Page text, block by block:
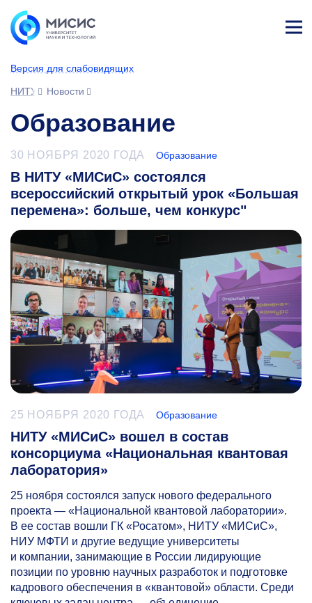
Версия для слабовидящих
НИТУ МИСИС
Новости
Образование
30 НОЯБРЯ 2020 ГОДА Образование
В НИТУ «МИСиС» состоялся
всероссийский открытый урок «Большая
перемена»: больше, чем конкурс"
25 НОЯБРЯ 2020 ГОДА Образование
НИТУ «МИСиС» вошел в состав
консорциума «Национальная квантовая
лаборатория»
25 ноября состоялся запуск нового федерального
проекта — «Национальной квантовой лаборатории».
В ее состав вошли ГК «Росатом», НИТУ «МИСиС»,
НИУ МФТИ и другие ведущие университеты
и компании, занимающие в России лидирующие
позиции по уровню научных разработок и подготовке
кадрового обеспечения в «квантовой» области. Среди